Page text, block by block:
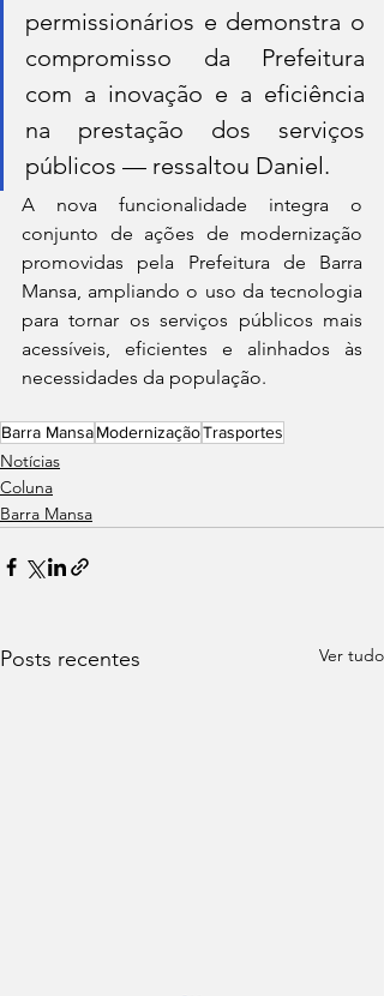
permissionários e demonstra o
compromisso da Prefeitura
com a inovação e a eficiência
na prestação dos serviços
públicos — ressaltou Daniel.
A nova funcionalidade integra o
conjunto de ações de modernização
promovidas pela Prefeitura de Barra
Mansa, ampliando o uso da tecnologia
para tornar os serviços públicos mais
acessíveis, eficientes e alinhados às
necessidades da população.
Barra MansaModernizaçãoTrasportes
Notícias
Coluna
Barra Mansa
Posts recentes Ver tudo